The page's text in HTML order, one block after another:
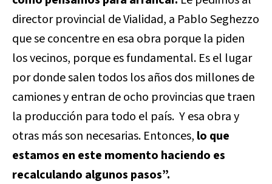
director provincial de Vialidad, a Pablo Seghezzo
que se concentre en esa obra porque la piden
los vecinos, porque es fundamental. Es el lugar
por donde salen todos los años dos millones de
camiones y entran de ocho provincias que traen
la producción para todo el país. Y esa obra y
otras más son necesarias. Entonces, lo que
estamos en este momento haciendo es
recalculando algunos pasos”.